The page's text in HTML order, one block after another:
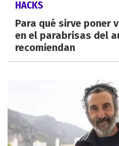
HACKS
Para qué sirve poner
en el parabrisas del
recomiendan